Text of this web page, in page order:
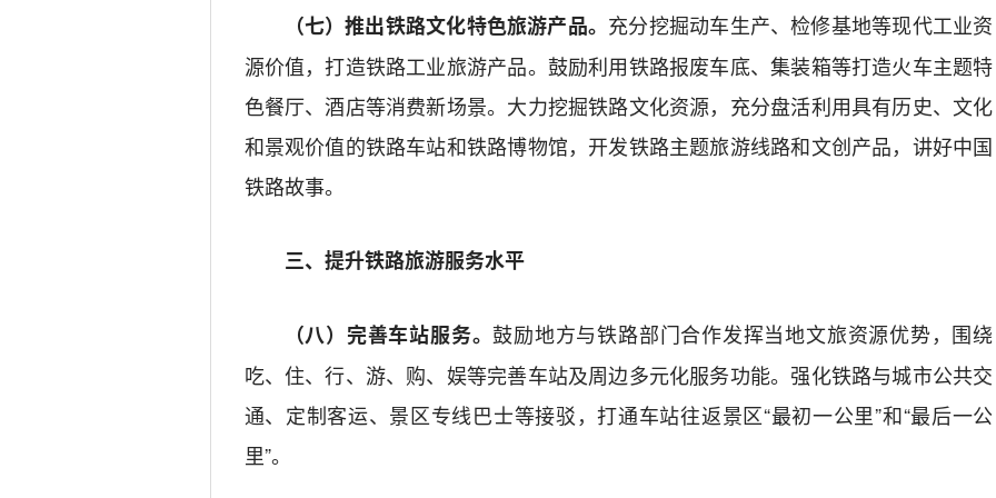
（七）推出铁路文化特色旅游产品。 充分挖掘动车生产、检修基地等现代工业资
源价值，打造铁路工业旅游产品。鼓励利用铁路报废车底、集装箱等打造火车主题特
色餐厅、酒店等消费新场景。大力挖掘铁路文化资源， 充分盘活利用具有历史、文化
和景观价值的铁路车站和铁路博物馆， 开发铁路主题旅游线路和文创产品，讲好中国
铁路故事。
三、提升铁路旅游服务水平
（八）完善车站服务。鼓励地方与铁路部门合作发挥当地文旅资源优势，围绕
吃、住、行、游、购、娱等完善车站及周边多元化服务功能。强化铁路与城市公共交
通、 定制客运、 景区专线巴士等接驳，打通车站往返景区“最初一公里”和“最后一公
里”。